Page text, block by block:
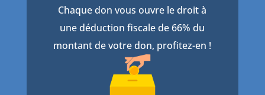
Chaque don vous ouvre le droit à
une déduction fiscale de 66% du
montant de votre don, profitez-en !